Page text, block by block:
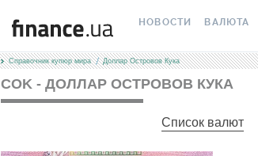
НОВОСТИ
ВСЕ НОВОСТИ
ВАЛЮТА
КУРС
Справочник купюр мира Доллар Островов Кука
COK - ДОЛЛАР ОСТРОВОВ КУКА
Список валют